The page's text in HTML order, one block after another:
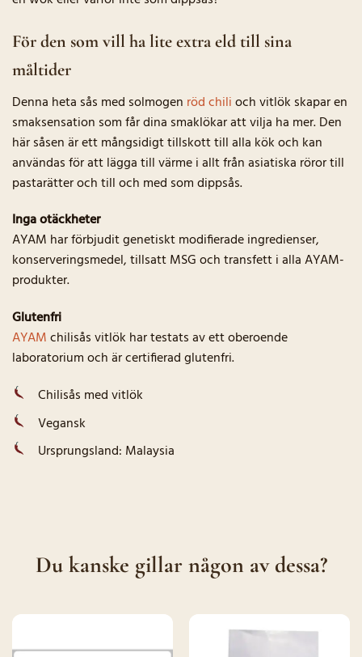
För den som vill ha lite extra eld till sina
måltider
Denna heta sås med solmogen röd chilioch vitlök skapar en
smaksensation som får dina smaklökar att vilja ha mer. Den
här såsen är ett mångsidigt tillskott till alla kök och kan
användas för att lägga till värme i allt från asiatiska röror till
pastarätter och till och med som dippsås.
Inga otäckheter
AYAM har förbjudit genetiskt modifierade ingredienser,
konserveringsmedel, tillsatt MSG och transfett i alla AYAM-
produkter.
Glutenfri
AYAMchilisås vitlök har testats av ett oberoende
laboratorium och är certifierad glutenfri.
Chilisås med vitlök
Vegansk
Ursprungsland: Malaysia
Du kanske gillar någon av dessa?